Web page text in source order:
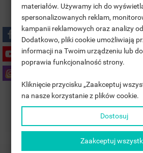
5 Lat GWARANCJI
Polityka prywatności
MOJE LISTY ŻYCZEŃ
((TITLE))
((LABEL))
((CANCELTEXT))
ZALOGUJ SIĘ
MUSISZ BYĆ ZALOGOWANY BY
SWOJEJ LIŚCIE ŻYCZEŃ.
((CANCELTEXT))
materiałów. Używamy ich do
spersonalizowanych reklam,
kampanii reklamowych oraz analizy
Dodatkowo, pliki cookie umożliwiają
informacji na Twoim urządzeniu lub
poprawia funkcjonalność strony.
Kliknięcie przycisku „Zaakceptuj
na nasze korzystanie z plików cookie.
Dostosuj
Zaakceptuj